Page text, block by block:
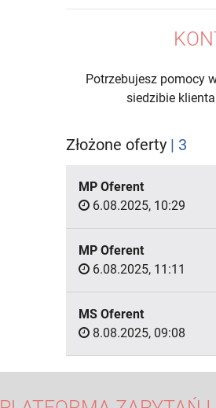
Potrzebujesz pomocy
siedzibie
Złożone oferty | 3
MP Oferent
6.08.2025, 10:29
MP Oferent
6.08.2025, 11:11
MS Oferent
8.08.2025, 09:08